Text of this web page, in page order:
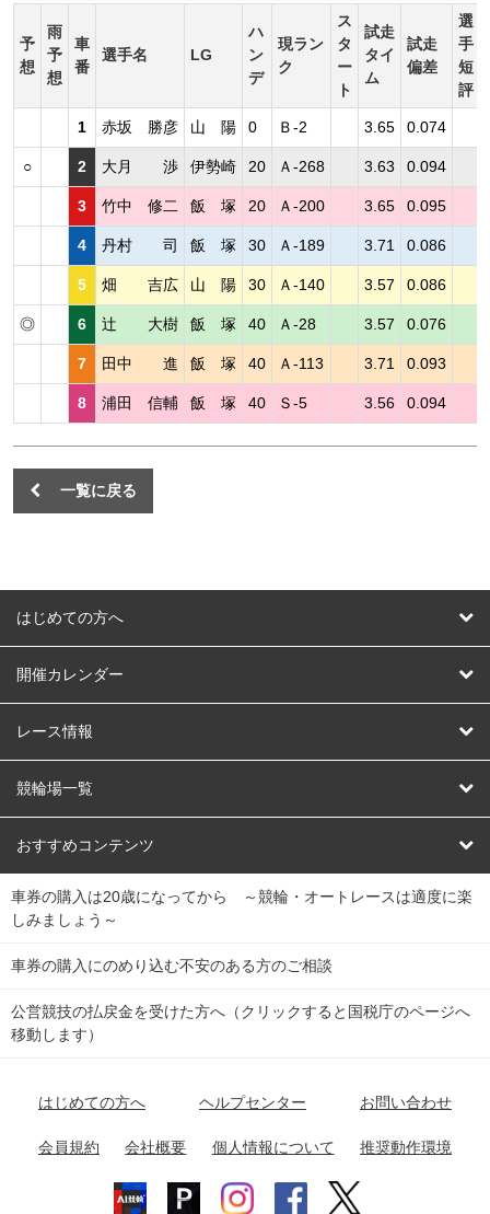
予
想
雨
予
想
車
番
選手名 LG
ハ
ン
デ
現ラン
ク
ス
タ
ー
ト
試走
タイ
ム
試走
偏差
選
手
短
評
1 赤坂 勝彦 山 陽 0 Ｂ-2 3.65 0.074
○ 2 大月 渉 伊勢崎 20 Ａ-268 3.63 0.094
3 竹中 修二 飯 塚 20 Ａ-200 3.65 0.095
4 丹村 司 飯 塚 30 Ａ-189 3.71 0.086
5 畑 吉広 山 陽 30 Ａ-140 3.57 0.086
◎ 6 辻 大樹 飯 塚 40 Ａ-28 3.57 0.076
7 田中 進 飯 塚 40 Ａ-113 3.71 0.093
8 浦田 信輔 飯 塚 40 Ｓ-5 3.56 0.094
一覧に戻る
はじめての方へ
はじめての方へ
開催カレンダー
競輪
オートレース
競輪くじ
Dokanto!
チャリロトプラザ
レース情報
レース予想
レース結果
キャリーオーバー一覧
競輪場一覧
北日本 函館競輪場
関
東
弥彦競輪場 前橋競輪場 取手競輪場 宇都宮競輪場
関
東
小田原競輪場
名古屋競輪場 岐阜競輪場 大垣競輪場 豊橋競輪場
富山競輪場 松阪競輪場 四日市競輪場
福井競輪場 奈良競輪場 向日町競輪場
おすすめコンテンツ
競輪選手情報
Perfecta Navi
netkeirin
車券の購入は20歳になってから ～競輪・オートレースは適度に楽
しみましょう～
車券の購入にのめり込む不安のある方のご相談
公営競技の払戻金を受けた方へ（クリックすると国税庁のページへ
移動します）
はじめての方へ ヘルプセンター お問い合わせ
会員規約 会社概要 個人情報について 推奨動作環境